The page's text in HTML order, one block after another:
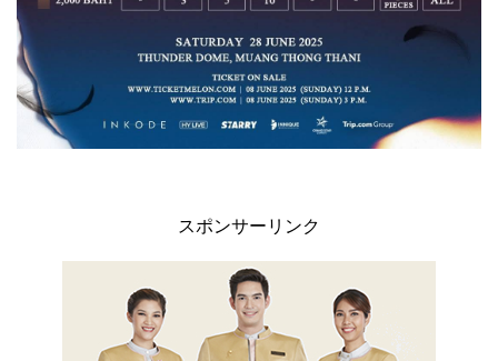
スポンサーリンク